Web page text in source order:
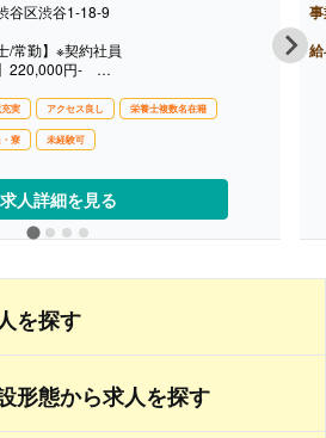
谷区渋谷1-18-9
/常勤】※契約社員
220,000円-
験により決定
あり
当】あり
有）
あり
】なし
実 アクセス良し 栄養士複数名在籍
寮 未経験可
求人詳細を見る
を探す
形態から求人を探す